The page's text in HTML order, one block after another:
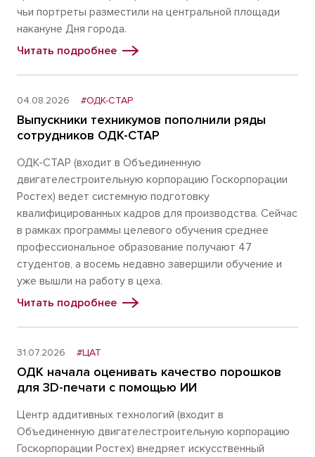
чьи портреты разместили на центральной площади
накануне Дня города.
Читать подробнее
04.08.2026 #ОДК-СТАР
Выпускники техникумов пополнили ряды
сотрудников ОДК-СТАР
ОДК-СТАР (входит в Объединенную
двигателестроительную корпорацию Госкорпорации
Ростех) ведет системную подготовку
квалифицированных кадров для производства. Сейчас
в рамках программы целевого обучения среднее
профессиональное образование получают 47
студентов, а восемь недавно завершили обучение и
уже вышли на работу в цеха.
Читать подробнее
31.07.2026 #ЦАТ
ОДК начала оценивать качество порошков
для 3D-печати с помощью ИИ
Центр аддитивных технологий (входит в
Объединенную двигателестроительную корпорацию
Госкорпорации Ростех) внедряет искусственный